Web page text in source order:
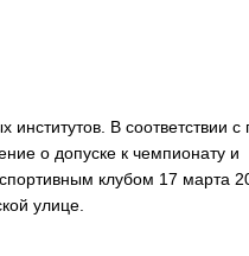
институтов. В соответствии
о допуске к чемпионату и
клубом 17 марта
улице.